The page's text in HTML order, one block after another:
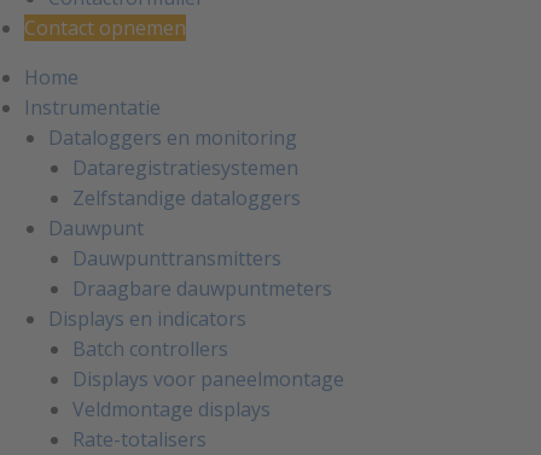
Contact opnemen
Home
Instrumentatie
Dataloggers en monitoring
Dataregistratiesystemen
Zelfstandige dataloggers
Dauwpunt
Dauwpunttransmitters
Draagbare dauwpuntmeters
Displays en indicators
Batch controllers
Displays voor paneelmontage
Veldmontage displays
Rate-totalisers